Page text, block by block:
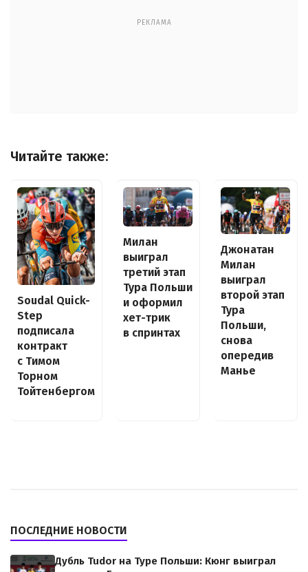
РЕКЛАМА
Читайте также:
Soudal Quick-
Step
подписала
контракт
с Тимом
Торном
Тойтенбергом
Милан
выиграл
третий этап
Тура Польши
и оформил
хет-трик
в спринтах
Джонатан
Милан
выиграл
второй этап
Тура
Польши,
снова
опередив
Манье
ПОСЛЕДНИЕ НОВОСТИ
Дубль Tudor на Туре Польши: Кюнг выиграл